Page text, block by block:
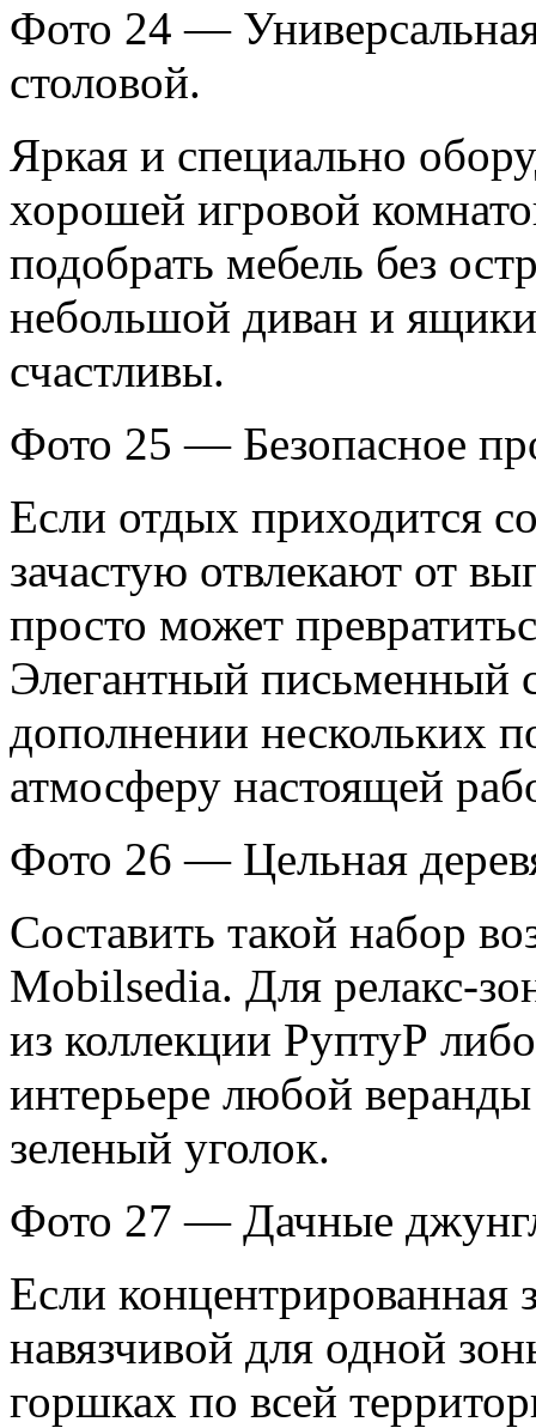
Фото 24 —
столовой.
Яркая и специально
хорошей игровой
подобрать мебель без
небольшой диван и
счастливы.
Фото 25 — Безопасное
Если отдых приходится
зачастую отвлекают от
просто может
Элегантный письменный
дополнении нескольких
атмосферу настоящей
Фото 26 — Цельная
Составить такой набор
Mobilsedia. Для релакс-
из коллекции РуптуР
интерьере любой
зеленый уголок.
Фото 27 — Дачные
Если концентрированная
навязчивой для одной
горшках по всей